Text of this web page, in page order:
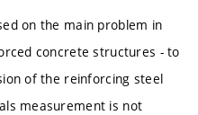
on the main problem in
concrete structures - to
of the reinforcing steel
measurement is not